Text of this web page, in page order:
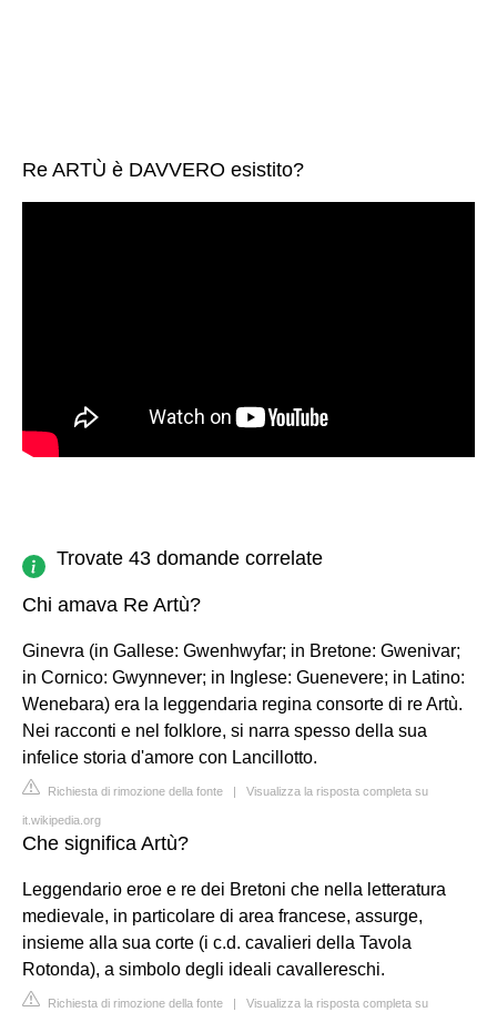
Re ARTÙ è DAVVERO esistito?
Trovate 43 domande correlate
Chi amava Re Artù?
Ginevra (in Gallese: Gwenhwyfar; in Bretone: Gwenivar;
in Cornico: Gwynnever; in Inglese: Guenevere; in Latino:
Wenebara) era la leggendaria regina consorte di re Artù.
Nei racconti e nel folklore, si narra spesso della sua
infelice storia d'amore con Lancillotto.
Richiesta di rimozione della fonte | Visualizza la risposta completa su
it.wikipedia.org
Che significa Artù?
Leggendario eroe e re dei Bretoni che nella letteratura
medievale, in particolare di area francese, assurge,
insieme alla sua corte (i c.d. cavalieri della Tavola
Rotonda), a simbolo degli ideali cavallereschi.
Richiesta di rimozione della fonte | Visualizza la risposta completa su